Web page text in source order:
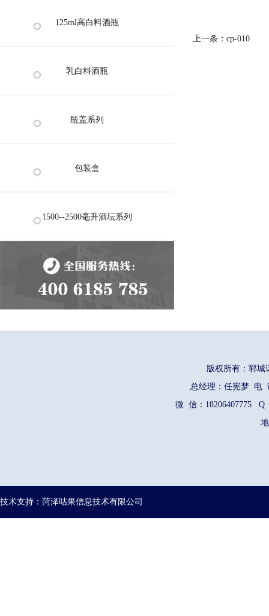
125ml高白料酒瓶
乳白料酒瓶
瓶盖系列
包装盒
1500--2500毫升酒坛系列
上一条： cp-010
版权所有：郓
总经理：任宪梦 电
微 信：18206407775
技术支持：菏泽咕果信息技术有限公司